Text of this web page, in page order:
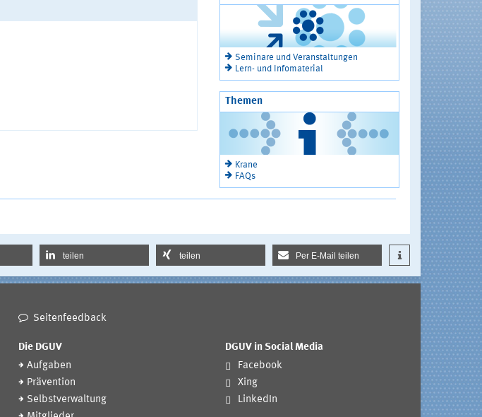
Seminare und Veranstaltungen
Lern- und Infomaterial
Themen
Krane
FAQs
teilen teilen Per E-Mail teilen
Seitenfeedback
Die DGUV
Aufgaben
Prävention
Selbstverwaltung
DGUV in Social Media
Facebook
Xing
LinkedIn